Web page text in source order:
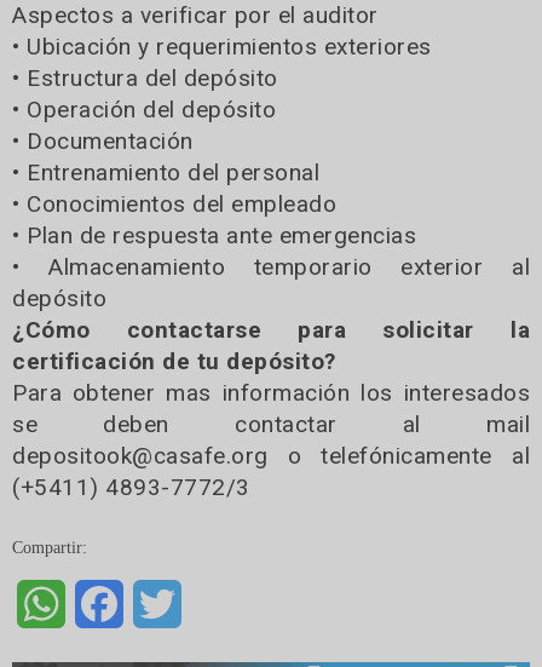
Aspectos a verificar por el auditor
• Ubicación y requerimientos exteriores
• Estructura del depósito
• Operación del depósito
• Documentación
• Entrenamiento del personal
• Conocimientos del empleado
• Plan de respuesta ante emergencias
• Almacenamiento temporario exterior al
depósito
¿Cómo contactarse para solicitar la
certificación de tu depósito?
Para obtener mas información los interesados
se deben contactar al mail
depositook@casafe.org o telefónicamente al
(+5411) 4893-7772/3
Compartir:
WhatsAppFacebook